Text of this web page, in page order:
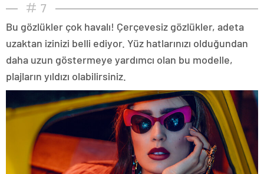
7
Bu gözlükler çok havalı! Çerçevesiz gözlükler, adeta
uzaktan izinizi belli ediyor. Yüz hatlarınızı olduğundan
daha uzun göstermeye yardımcı olan bu modelle,
plajların yıldızı olabilirsiniz.